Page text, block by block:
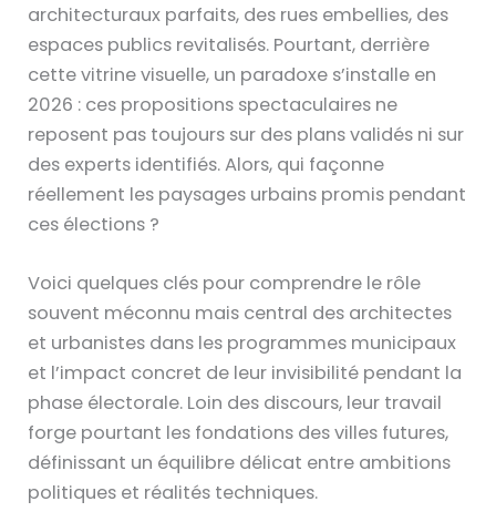
architecturaux parfaits, des rues embellies, des
espaces publics revitalisés. Pourtant, derrière
cette vitrine visuelle, un paradoxe s’installe en
2026 : ces propositions spectaculaires ne
reposent pas toujours sur des plans validés ni sur
des experts identifiés. Alors, qui façonne
réellement les paysages urbains promis pendant
ces élections ?
Voici quelques clés pour comprendre le rôle
souvent méconnu mais central des architectes
et urbanistes dans les programmes municipaux
et l’impact concret de leur invisibilité pendant la
phase électorale. Loin des discours, leur travail
forge pourtant les fondations des villes futures,
définissant un équilibre délicat entre ambitions
politiques et réalités techniques.